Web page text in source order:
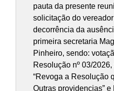
pauta da presente
solicitação do
decorrência da
primeira secretaria
Pinheiro, sendo:
Resolução nº 03/
“Revoga a Resolução
Outras providencias” e